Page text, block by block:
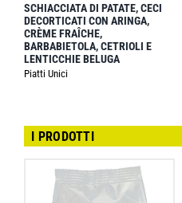
SCHIACCIATA DI PATATE, CECI
DECORTICATI CON ARINGA,
CRÈME FRAÎCHE,
BARBABIETOLA, CETRIOLI E
LENTICCHIE BELUGA
Piatti Unici
I PRODOTTI